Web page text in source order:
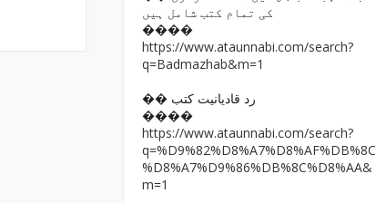
کی تمام کتب شامل ہیں
����
https://www.ataunnabi.com/search?
q=Badmazhab&m=1
�� رد قادیانیت کتب
����
https://www.ataunnabi.com/search?
q=%D9%82%D8%A7%D8%AF%DB%8C
%D8%A7%D9%86%DB%8C%D8%AA&
m=1